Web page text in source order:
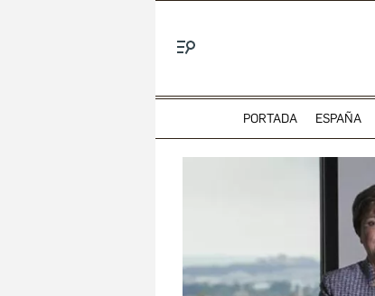
PORTADA ESPAÑA